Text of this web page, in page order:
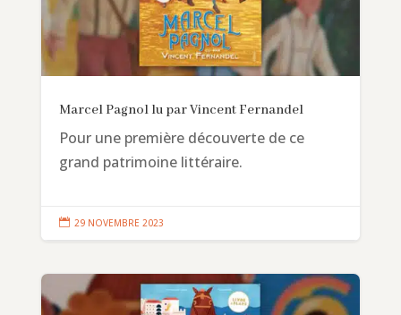
Marcel Pagnol lu par Vincent Fernandel
Pour une première découverte de ce
grand patrimoine littéraire.
 29 NOVEMBRE 2023